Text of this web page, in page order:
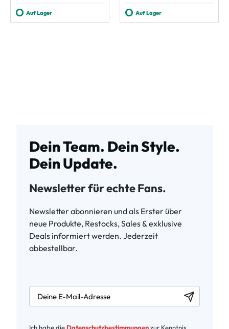
Auf Lager Auf Lager
Dein Team. Dein Style.
Dein Update.
Newsletter für echte Fans.
Newsletter abonnieren und als Erster über
neue Produkte, Restocks, Sales & exklusive
Deals informiert werden. Jederzeit
abbestellbar.
newsletter.labelEmail